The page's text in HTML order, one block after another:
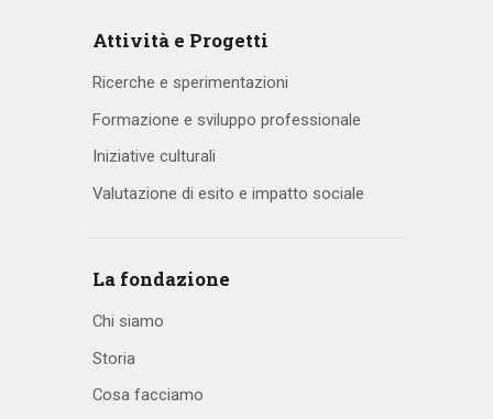
Attività e Progetti
Ricerche e sperimentazioni
Formazione e sviluppo professionale
Iniziative culturali
Valutazione di esito e impatto sociale
La fondazione
Chi siamo
Storia
Cosa facciamo